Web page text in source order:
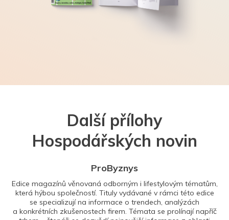
Další přílohy
Hospodářských novin
ProByznys
Edice magazínů věnovaná odborným i lifestylovým tématům,
která hýbou společností. Tituly vydávané v rámci této edice
se specializují na informace o trendech, analýzách
a konkrétních zkušenostech firem. Témata se prolínají napříč